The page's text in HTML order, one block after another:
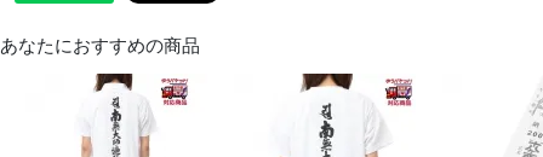
あなたにおすすめの商品